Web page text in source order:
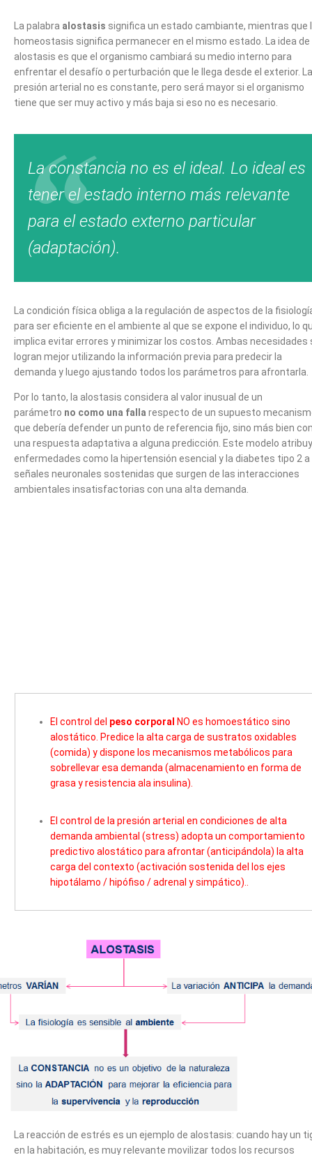
La palabra alostasis significa un estado cambiante, mientras que
homeostasis significa permanecer en el mismo estado. La idea de
alostasis es que el organismo cambiará su medio interno para
enfrentar el desafío o perturbación que le llega desde el exterior. La
presión arterial no es constante, pero será mayor si el organismo
tiene que ser muy activo y más baja si eso no es necesario.
La constancia no es el ideal. Lo ideal es
tener el estado interno más relevante
para el estado externo particular
(adaptación).
La condición física obliga a la regulación de aspectos de la
para ser eficiente en el ambiente al que se expone el individuo, lo
implica evitar errores y minimizar los costos. Ambas necesidades
logran mejor utilizando la información previa para predecir la
demanda y luego ajustando todos los parámetros para afrontarla.
Por lo tanto, la alostasis considera al valor inusual de un
parámetro no como una falla respecto de un supuesto
que debería defender un punto de referencia fijo, sino más bien
una respuesta adaptativa a alguna predicción. Este modelo
enfermedades como la hipertensión esencial y la diabetes tipo 2 a
señales neuronales sostenidas que surgen de las interacciones
ambientales insatisfactorias con una alta demanda.
El control del peso corporal
NO es homoestático sino
alostático. Predice la alta carga de sustratos oxidables
(comida) y dispone los mecanismos metabólicos para
sobrellevar esa demanda (almacenamiento en forma de
grasa y resistencia ala insulina).
El control de la presión arterial en condiciones de alta
demanda ambiental (stress) adopta un comportamiento
predictivo alostático para afrontar (anticipándola) la alta
carga del contexto (activación sostenida del los ejes
hipotálamo / hipófiso / adrenal y simpático)..
La reacción de estrés es un ejemplo de alostasis: cuando hay un
en la habitación, es muy relevante movilizar todos los recursos